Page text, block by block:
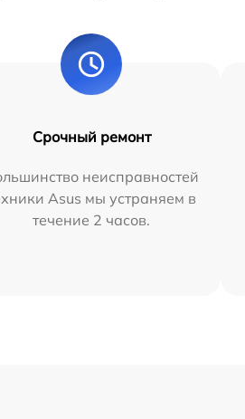
Срочный ремонт
неисправностей
Asus мы устраняем в
течение 2 часов.